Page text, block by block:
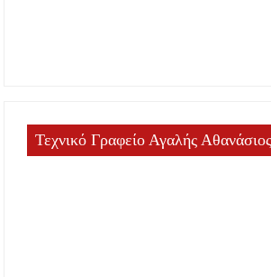
Τεχνικό Γραφείο Αγαλής